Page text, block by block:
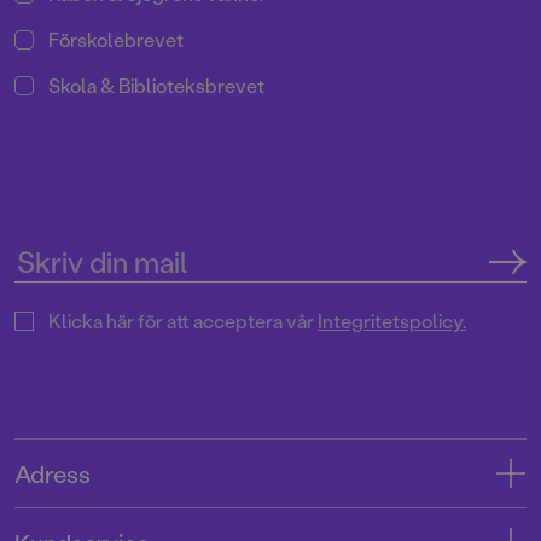
Förskolebrevet
Skola & Biblioteksbrevet
Klicka här för att acceptera vårIntegritetspolicy.
Adress